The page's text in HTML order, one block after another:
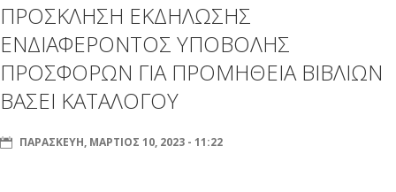
ΠΡΟΣΚΛΗΣΗ ΕΚΔΗΛΩΣΗΣ
ΕΝΔΙΑΦΕΡΟΝΤΟΣ ΥΠΟΒΟΛΗΣ
ΠΡΟΣΦΟΡΩΝ ΓΙΑ ΠΡΟΜΗΘΕΙΑ ΒΙΒΛΙΩΝ
ΒΑΣΕΙ ΚΑΤΑΛΟΓΟΥ
ΠΑΡΑΣΚΕΥΉ, ΜΆΡΤΙΟΣ 10, 2023 - 11:22